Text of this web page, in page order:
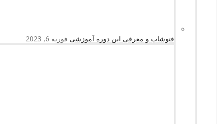
فتوشاپ و معرفی این دوره آموزشی فوریه 6, 2023